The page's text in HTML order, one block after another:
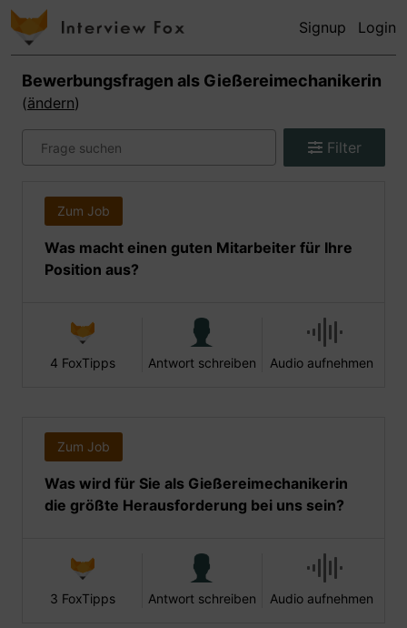
Signup Login
Bewerbungsfragen als Gießereimechanikerin
(ändern)
Filter
Zum Job
Was macht einen guten Mitarbeiter für Ihre
Position aus?
4 FoxTipps Antwort schreiben Audio aufnehmen
Zum Job
Was wird für Sie als Gießereimechanikerin
die größte Herausforderung bei uns sein?
3 FoxTipps Antwort schreiben Audio aufnehmen